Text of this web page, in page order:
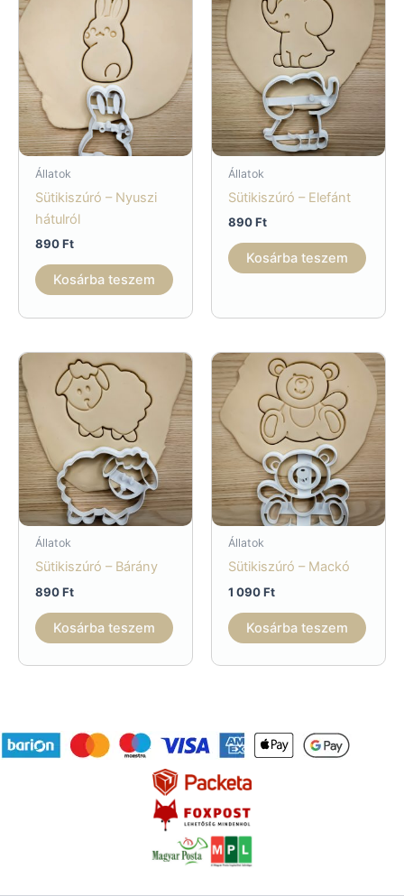
Állatok
Sütikiszúró – Nyuszi
hátulról
890Ft
Kosárba teszem
Állatok
Sütikiszúró – Elefánt
890Ft
Kosárba teszem
Állatok
Sütikiszúró – Bárány
890Ft
Kosárba teszem
Állatok
Sütikiszúró – Mackó
1 090Ft
Kosárba teszem